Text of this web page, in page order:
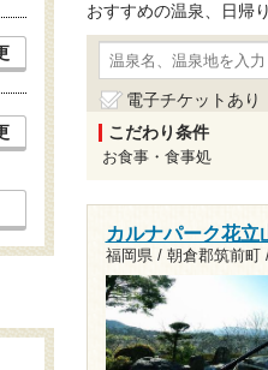
おすすめの温泉、日帰
電子チケットあり
こだわり条件
お食事・食事処
カルナパーク花立
福岡県 / 朝倉郡筑前町